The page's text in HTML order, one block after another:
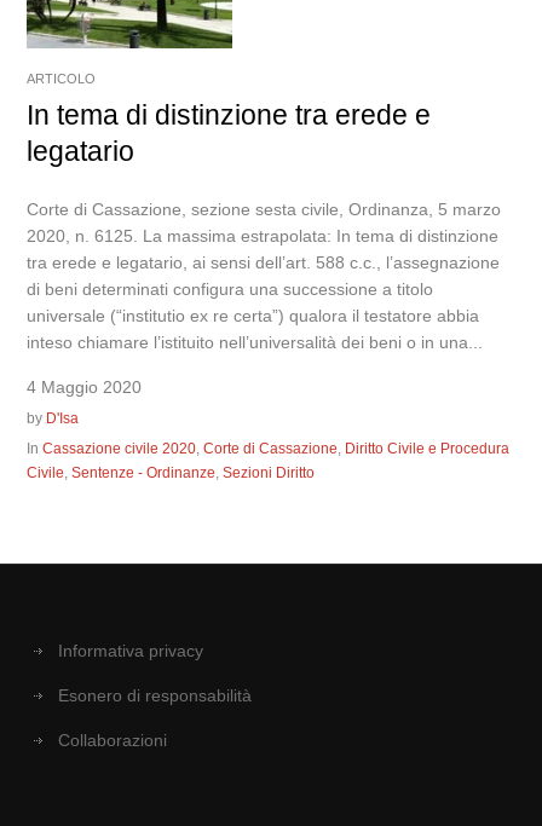
ARTICOLO
In tema di distinzione tra erede e
legatario
Corte di Cassazione, sezione sesta civile, Ordinanza, 5 marzo
2020, n. 6125. La massima estrapolata: In tema di distinzione
tra erede e legatario, ai sensi dell’art. 588 c.c., l’assegnazione
di beni determinati configura una successione a titolo
universale (“institutio ex re certa”) qualora il testatore abbia
inteso chiamare l’istituito nell’universalità dei beni o in una...
4 Maggio 2020
by D'Isa
InCassazione civile 2020,Corte di Cassazione, Diritto Civile e Procedura
Civile,Sentenze - Ordinanze,Sezioni Diritto
Informativa privacy
Esonero di responsabilità
Collaborazioni